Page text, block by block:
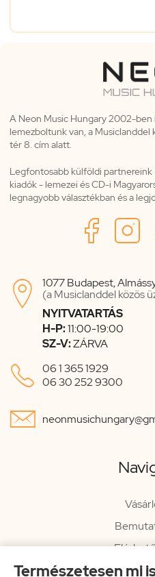
Természetesen mi
A Neon Music Hungary 2002-ben
lemezboltunk van, a Musiclanddel
tér 8. cím alatt.
Legfontosabb külföldi partnereink
kiadók - lemezei és CD-i
legnagyobb választékban és a

1077 Budapest,
(a Musiclanddel közös
NYITVATARTÁS
H-P:11:00-19:00
SZ-V:ZÁRVA
 06 1 365 1929
06 30 252 9300
